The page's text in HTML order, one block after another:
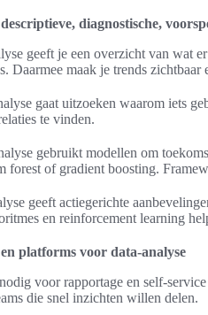
diagnostische,
geeft je een overzicht van wat
Daarmee maak je trends zichtbaar
gaat uitzoeken waarom iets
te vinden.
gebruikt modellen om
forest of gradient boosting.
geeft actiegerichte
en reinforcement learning
platforms voor data-analyse
voor rapportage en self-
die snel inzichten willen delen.